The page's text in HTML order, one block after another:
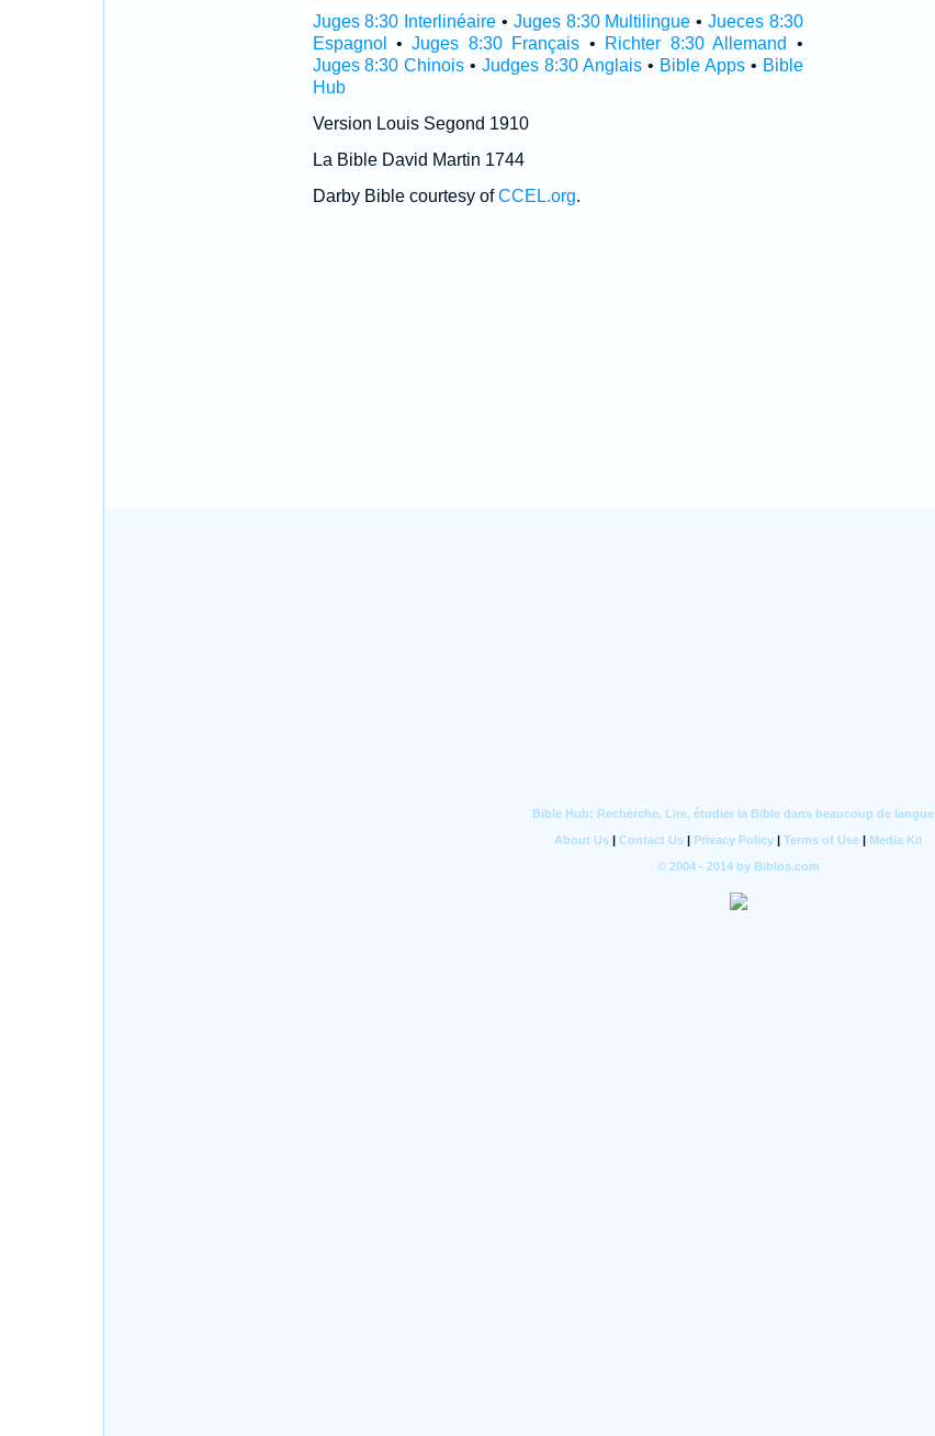
Juges 8:30 Interlinéaire • Juges 8:30 Multilingue •Jueces 8:30
Espagnol
•Juges 8:30 Français • Richter 8:30 Allemand
•
Juges 8:30 Chinois •Judges 8:30 Anglais • Bible Apps • Bible
Hub
Version Louis Segond 1910
La Bible David Martin 1744
Darby Bible courtesy ofCCEL.org.